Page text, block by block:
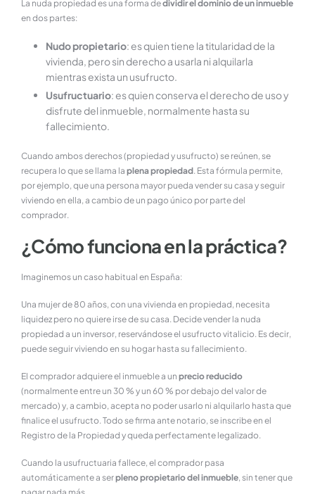
La nuda propiedad es una forma dedividir el dominio de un inmueble
en dos partes:
Nudo propietario: es quien tiene la titularidad de la
vivienda, pero sin derecho a usarla ni alquilarla
mientras exista un usufructo.
Usufructuario: es quien conserva el derecho de uso y
disfrute del inmueble, normalmente hasta su
fallecimiento.
Cuando ambos derechos (propiedad y usufructo) se reúnen, se
recupera lo que se llama la plena propiedad. Esta fórmula permite,
por ejemplo, que una persona mayor pueda vender su casa y seguir
viviendo en ella, a cambio de un pago único por parte del
comprador.
¿Cómo funciona en la práctica?
Imaginemos un caso habitual en España:
Una mujer de 80 años, con una vivienda en propiedad, necesita
liquidez pero no quiere irse de su casa. Decide vender la nuda
propiedad a un inversor, reservándose el usufructo vitalicio. Es decir,
puede seguir viviendo en su hogar hasta su fallecimiento.
El comprador adquiere el inmueble a un precio reducido
(normalmente entre un 30 % y un 60 % por debajo del valor de
mercado) y, a cambio, acepta no poder usarlo ni alquilarlo hasta que
finalice el usufructo. Todo se firma ante notario, se inscribe en el
Registro de la Propiedad y queda perfectamente legalizado.
Cuando la usufructuaria fallece, el comprador pasa
automáticamente a serpleno propietario del inmueble, sin tener que